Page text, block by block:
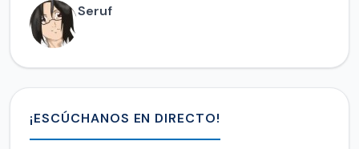
Seruf
¡ESCÚCHANOS EN DIRECTO!